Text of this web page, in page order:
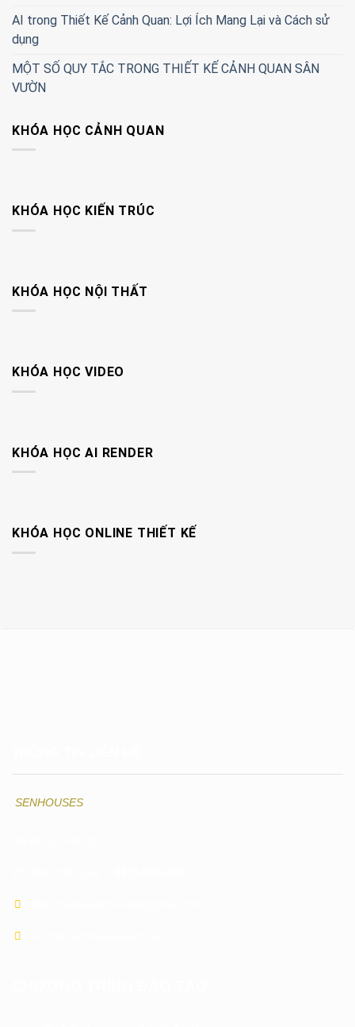
AI trong Thiết Kế Cảnh Quan: Lợi Ích Mang Lại và Cách sử
dụng
MỘT SỐ QUY TẮC TRONG THIẾT KẾ CẢNH QUAN SÂN
VƯỜN
KHÓA HỌC CẢNH QUAN
KHÓA HỌC KIẾN TRÚC
KHÓA HỌC NỘI THẤT
KHÓA HỌC VIDEO
KHÓA HỌC AI RENDER
KHÓA HỌC ONLINE THIẾT KẾ
SENHOUSES